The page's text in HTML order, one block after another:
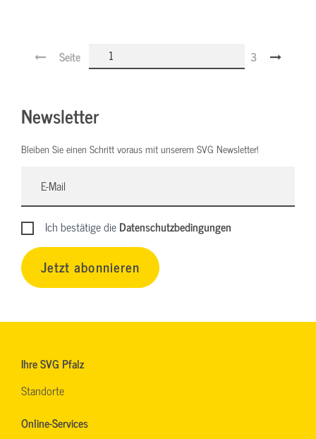
Seite 3
Newsletter
Bleiben Sie einen Schritt voraus mit unserem SVG Newsletter!
Ich bestätige dieDatenschutzbedingungen
Jetzt abonnieren
Ihre SVG Pfalz
Standorte
Online-Services